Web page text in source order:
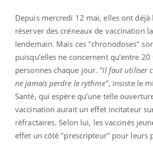
Depuis mercredi 12 mai, elles ont
réserver des créneaux de vaccination
lendemain. Mais ces "chronodoses"
puisqu’elles ne concernent qu’entre
personnes chaque jour. "Il faut utiliser
ne jamais perdre le rythme", insiste le
Santé, qui espère qu’une telle
vaccination aurait un effet incitateur
réfractaires. Selon lui, les vaccinés
effet un côté "prescripteur" pour leurs